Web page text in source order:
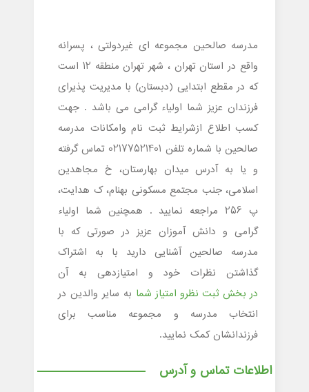
مدرسه صالحین مجموعه ای غیردولتی ، پسرانه
واقع در استان تهران ، شهر تهران منطقه 12 است
که در مقطع ابتدایی (دبستان) با مدیریت پذیرای
فرزندان عزیز شما اولیاء گرامی می باشد . جهت
کسب اطلاع ازشرایط ثبت نام وامکانات مدرسه
صالحین با شماره تلفن 02177521401 تماس گرفته
و یا به آدرس میدان بهارستان، خ مجاهدین
اسلامی، جنب مجتمع مسکونی بهنام، ک هدایت،
پ 256 مراجعه نمایید . همچنین شما اولیاء
گرامی و دانش آموزان عزیز در صورتی که با
مدرسه صالحین آشنایی دارید با به اشتراک
گذاشتن نظرات خود و امتیازدهی به آن
در بخش ثبت نظرو امتیاز شما به سایر والدین در
انتخاب مدرسه و مجموعه مناسب برای
فرزندانشان کمک نمایید.
اطلاعات تماس و آدرس